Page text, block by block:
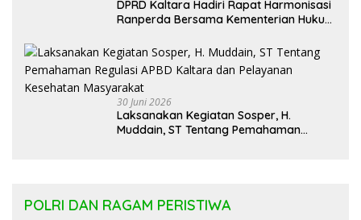
DPRD Kaltara Hadiri Rapat Harmonisasi
Ranperda Bersama Kementerian Hukum
30 Juni 2026
Laksanakan Kegiatan Sosper, H.
Muddain, ST Tentang Pemahaman
POLRI DAN RAGAM PERISTIWA